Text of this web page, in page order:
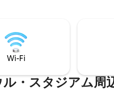
ンしたインテリア、シェフ仕様のキ
ン、ランドリールーム、スマートロ
。近くには、パサデナのダウンタウ
、ハンティントン病院、ハンティ
図書館、ギャンブルハウス、イート
キャニオン・フォールズ、ロー
があります。
Wi-Fi
ル・スタジアム⁠周⁠